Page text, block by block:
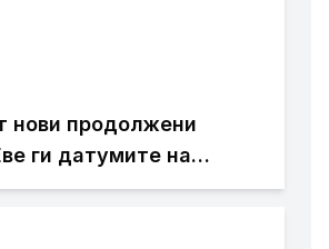
нови продолжени
ги датумите на
денови